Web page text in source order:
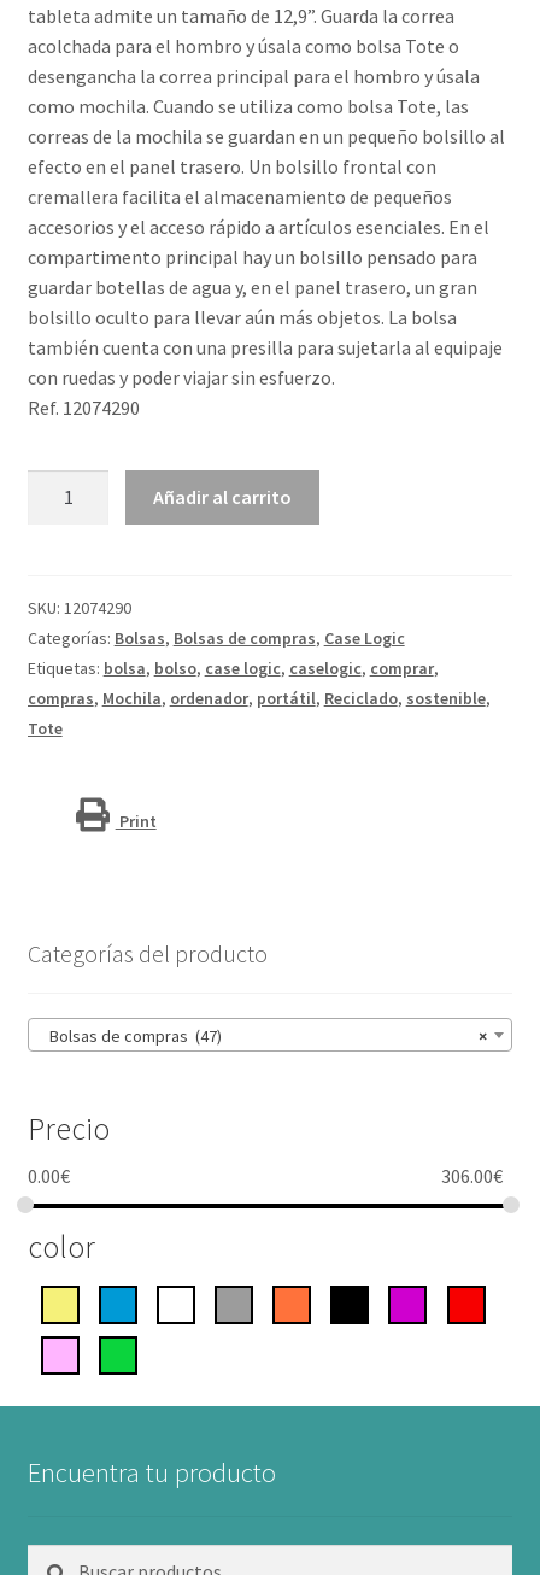
tableta admite un tamaño de 12,9”. Guarda la correa
acolchada para el hombro y úsala como bolsa Tote o
desengancha la correa principal para el hombro y úsala
como mochila. Cuando se utiliza como bolsa Tote, las
correas de la mochila se guardan en un pequeño bolsillo al
efecto en el panel trasero. Un bolsillo frontal con
cremallera facilita el almacenamiento de pequeños
accesorios y el acceso rápido a artículos esenciales. En el
compartimento principal hay un bolsillo pensado para
guardar botellas de agua y, en el panel trasero, un gran
bolsillo oculto para llevar aún más objetos. La bolsa
también cuenta con una presilla para sujetarla al equipaje
con ruedas y poder viajar sin esfuerzo.
Ref. 12074290
Logic
Invigo"
cantidad
Añadir al carrito
SKU: 12074290
Categorías: Bolsas, Bolsas de compras, Case Logic
Etiquetas: bolsa, bolso, case logic, caselogic, comprar,
compras, Mochila, ordenador, portátil, Reciclado, sostenible,
Tote
Print
Categorías del producto
×
Bolsas de compras (47)
Precio
0.00€ 306.00€
color
Encuentra tu producto
Buscar
Buscar